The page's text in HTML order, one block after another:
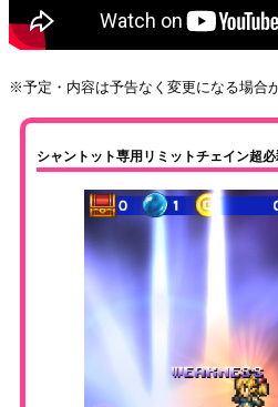
※予定・内容は予告なく変更になる場合
シャントット専用リミットチェイン超